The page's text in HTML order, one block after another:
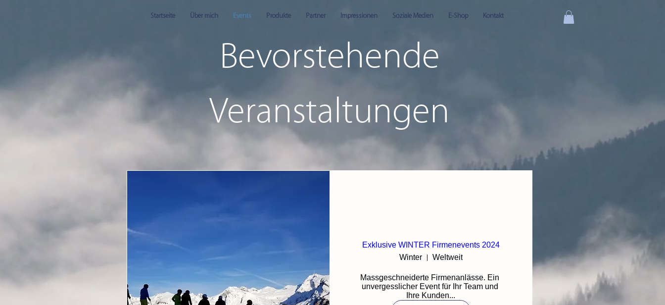
Startseite Über mich Events Produkte Partner Impressionen Soziale Medien E-Shop Kontakt
Bevorstehende
Veranstaltungen
Exklusive WINTER Firmenevents 2024
Winter
Weltweit
Massgeschneiderte Firmenanlässe. Ein
unvergesslicher Event für Ihr Team und
Ihre Kunden...